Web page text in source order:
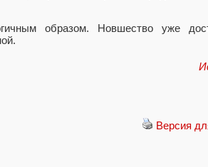
образом. Новшество уже
Версия